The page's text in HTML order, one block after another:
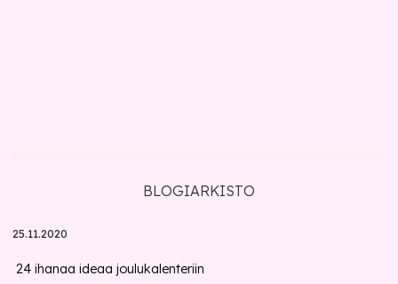
BLOGIARKISTO
25.11.2020
24 ihanaa ideaa joulukalenteriin